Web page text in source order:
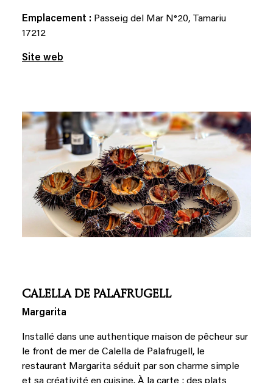
Emplacement : Passeig del Mar N°20, Tamariu
17212
Site web
CALELLA DE PALAFRUGELL
Margarita
Installé dans une authentique maison de pêcheur sur
le front de mer de Calella de Palafrugell, le
restaurant Margarita séduit par son charme simple